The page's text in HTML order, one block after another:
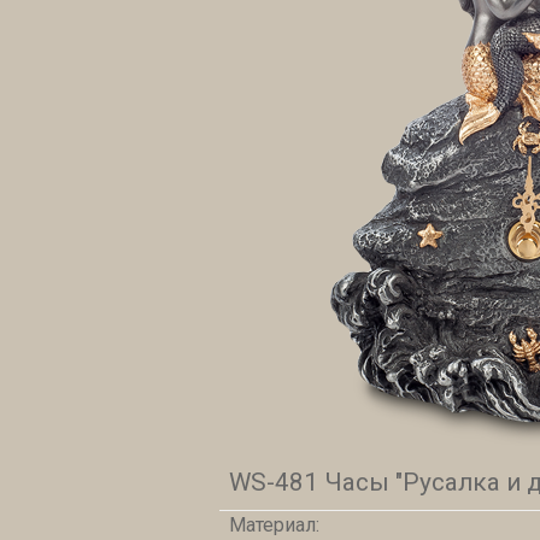
WS-481 Часы "Русалка и
Материал: